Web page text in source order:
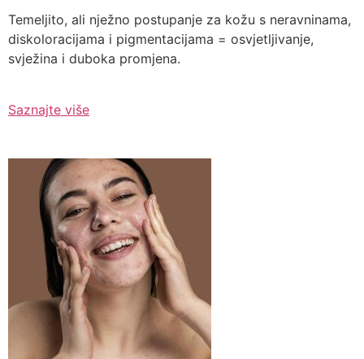
Temeljito, ali nježno postupanje za kožu s neravninama,
diskoloracijama i pigmentacijama = osvjetljivanje,
svježina i duboka promjena.
Saznajte više